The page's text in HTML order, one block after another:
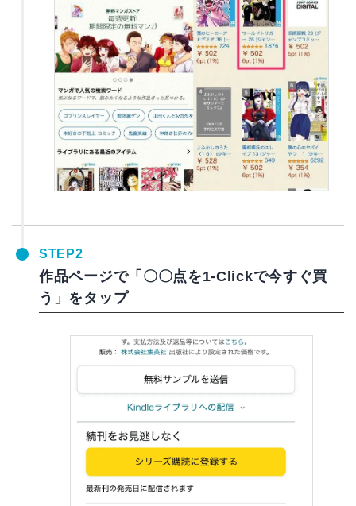
STEP2
作品ページで「〇〇点を1-Clickで今すぐ買
う」をタップ